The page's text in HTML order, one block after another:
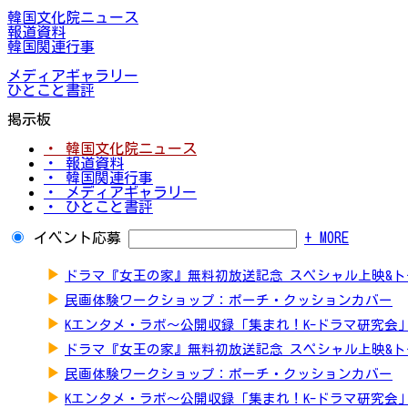
韓国文化院ニュース
報道資料
韓国関連行事
メディアギャラリー
ひとこと書評
掲示板
・ 韓国文化院ニュース
・ 報道資料
・ 韓国関連行事
・ メディアギャラリー
・ ひとこと書評
イベント応募 + MORE
▶ ドラマ『女王の家』無料初放送記念 スペシャル上映&
▶ 民画体験ワークショップ：ポーチ・クッションカバー
▶ Kエンタメ・ラボ～公開収録「集まれ！K-ドラマ研究会」
▶ ドラマ『女王の家』無料初放送記念 スペシャル上映&
▶ 民画体験ワークショップ：ポーチ・クッションカバー
▶ Kエンタメ・ラボ～公開収録「集まれ！K-ドラマ研究会」